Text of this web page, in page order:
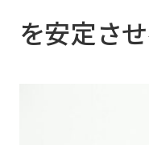
を安定さ